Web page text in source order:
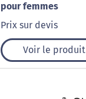
pour femmes
Prix sur devis
Voir le produit